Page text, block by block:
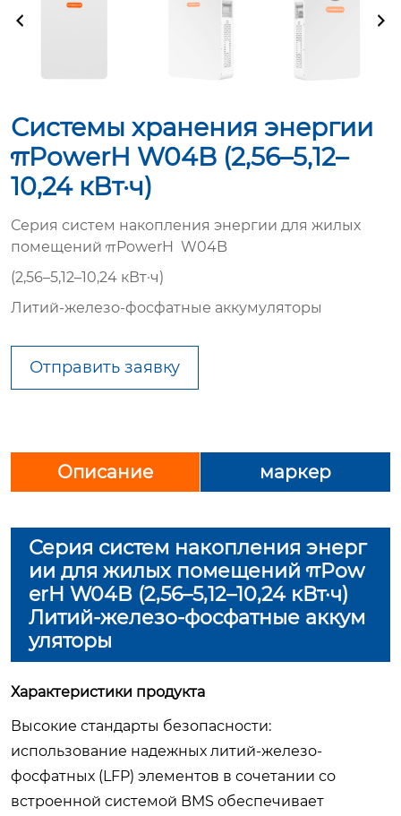
Системы хранения энергии
πPowerH W04B (2,56–5,12–
10,24 кВт·ч)
Серия систем накопления энергии для жилых
помещений πPowerH W04B
(2,56–5,12–10,24 кВт·ч)
Литий-железо-фосфатные аккумуляторы
Отправить заявку
Описание маркер
Серия систем накопления энерг
ии для жилых помещений πPow
erH W04B (2,56–5,12–10,24 кВт·ч)
Литий-железо-фосфатные аккум
уляторы
Характеристики продукта
Высокие стандарты безопасности:
использование надежных литий-железо-
фосфатных (LFP) элементов в сочетании со
встроенной системой BMS обеспечивает